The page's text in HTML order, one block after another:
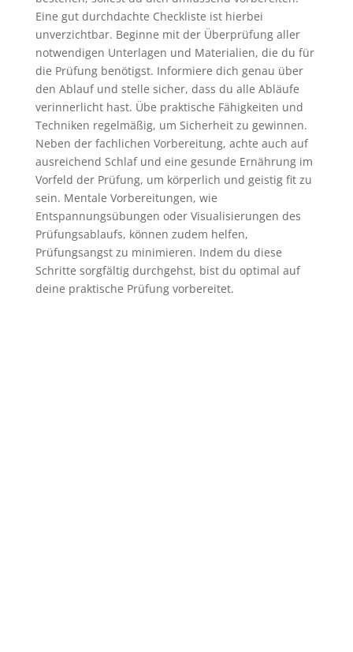
Eine gut durchdachte Checkliste ist hierbei
unverzichtbar. Beginne mit der Überprüfung aller
notwendigen Unterlagen und Materialien, die du für
die Prüfung benötigst. Informiere dich genau über
den Ablauf und stelle sicher, dass du alle Abläufe
verinnerlicht hast. Übe praktische Fähigkeiten und
Techniken regelmäßig, um Sicherheit zu gewinnen.
Neben der fachlichen Vorbereitung, achte auch auf
ausreichend Schlaf und eine gesunde Ernährung im
Vorfeld der Prüfung, um körperlich und geistig fit zu
sein. Mentale Vorbereitungen, wie
Entspannungsübungen oder Visualisierungen des
Prüfungsablaufs, können zudem helfen,
Prüfungsangst zu minimieren. Indem du diese
Schritte sorgfältig durchgehst, bist du optimal auf
deine praktische Prüfung vorbereitet.